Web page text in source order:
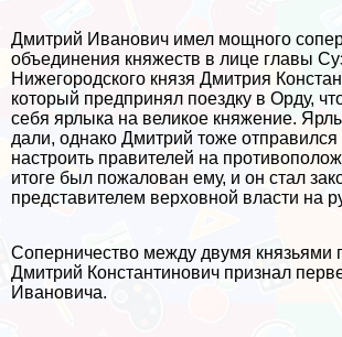
Дмитрий Иванович имел мощного
объединения княжеств в лице главы
Нижегородского князя Дмитрия
который предпринял поездку в Орду,
себя ярлыка на великое княжение.
дали, однако Дмитрий тоже
настроить правителей на
итоге был пожалован ему, и он стал
представителем верховной власти на
Соперничество между двумя князьями
Дмитрий Константинович признал
Ивановича.